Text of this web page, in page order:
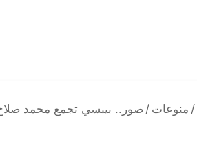
/ منوعات / صور.. بيبسي تجمع محمد